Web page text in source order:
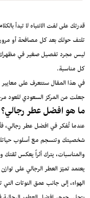
قدرتك على لفت الانتباه لا تبدأ
تلتف حولك بعد كل مصافحة أو
ليس مجرد تفصيل صغير في
كل مناسبة.
في هذا المقال ستتعرف على معايير
جعلت من المركز السعودي للعود
ما هو افضل عطر رجالي؟
عندما تُفكر في افضل عطر رجالي،
شخصيتك وتنسجم مع أسلوب
والمناسبات، يترك أثراً يعكس ثقتك
يعتمد تميّز العطر الرجالي على
الهواء، إلى جانب عمق النوتات